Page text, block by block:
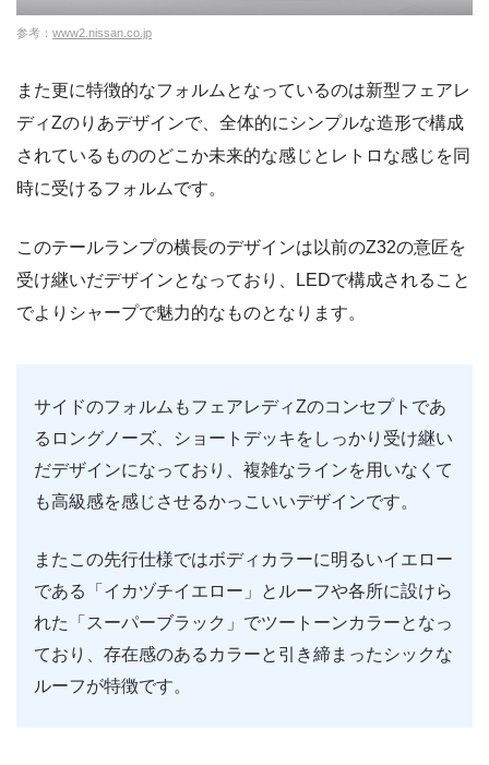
参考： www2.nissan.co.jp
また更に特徴的なフォルムとなっているのは新型フェアレ
ディZのりあデザインで、全体的にシンプルな造形で構成
されているもののどこか未来的な感じとレトロな感じを同
時に受けるフォルムです。
このテールランプの横長のデザインは以前のZ32の意匠を
受け継いだデザインとなっており、LEDで構成されること
でよりシャープで魅力的なものとなります。
サイドのフォルムもフェアレディZのコンセプトであ
るロングノーズ、ショートデッキをしっかり受け継い
だデザインになっており、複雑なラインを用いなくて
も高級感を感じさせるかっこいいデザインです。
またこの先行仕様ではボディカラーに明るいイエロー
である「イカヅチイエロー」とルーフや各所に設けら
れた「スーパーブラック」でツートーンカラーとなっ
ており、存在感のあるカラーと引き締まったシックな
ルーフが特徴です。